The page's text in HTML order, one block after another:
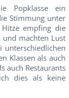
Popklasse ein
Stimmung unter
empfing die
machten Lust
Klassen als auch
auch Restaurants
dies als keine